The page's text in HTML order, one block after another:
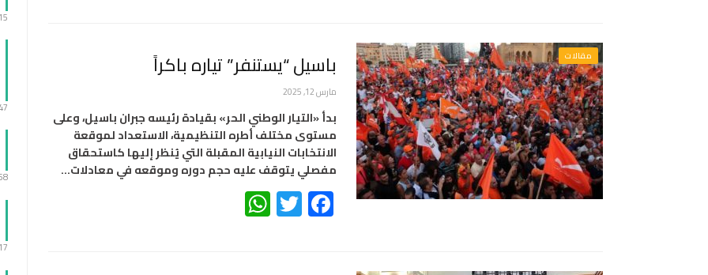
مقالات باسيل “يستنفر” تياره باكراً
مارس 12, 2025
بدأ «التيار الوطني الحر» بقيادة رئيسه جبران باسيل، وعلى
مستوى مختلف أطره التنظيمية، الاستعداد لموقعة
الانتخابات النيابية المقبلة التي يُنظر إليها كاستحقاق
مفصلي يتوقف عليه حجم دوره وموقعه في معادلات…
Facebook
Twitter